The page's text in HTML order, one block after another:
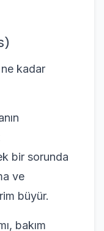
ne kadar
bir sorunda
ve
büyür.
bakım